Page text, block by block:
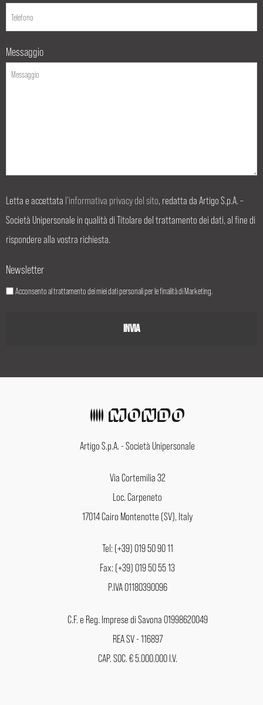
Messaggio
Letta e accettata l’informativa privacy del sito, redatta da Artigo S.p.A. –
Società Unipersonale in qualità di Titolare del trattamento dei dati, al fine di
rispondere alla vostra richiesta.
Newsletter
Acconsento al trattamento dei miei dati personali per le finalità di Marketing.
Artigo S.p.A. - Società Unipersonale
Via Cortemilia 32
Loc. Carpeneto
17014 Cairo Montenotte (SV), Italy
Tel: (+39) 019 50 90 11
Fax: (+39) 019 50 55 13
P.IVA 01180390096
C.F. e Reg. Imprese di Savona 01998620049
REA SV - 116897
CAP. SOC. € 5.000.000 I.V.